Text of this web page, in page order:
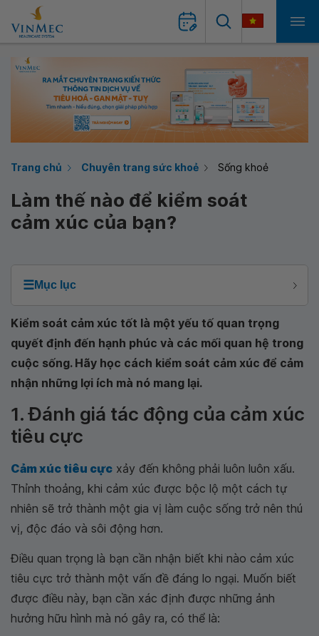
Trang chủ Chuyên trang sức khoẻ Sống khoẻ
Làm thế nào để kiểm soát
cảm xúc của bạn?
☰Mục lục
Kiểm soát cảm xúc tốt là một yếu tố quan trọng
quyết định đến hạnh phúc và các mối quan hệ trong
cuộc sống. Hãy học cách kiểm soát cảm xúc để cảm
nhận những lợi ích mà nó mang lại.
1. Đánh giá tác động của cảm xúc
tiêu cực
Cảm xúc tiêu cực xảy đến không phải luôn luôn xấu.
Thỉnh thoảng, khi cảm xúc được bộc lộ một cách tự
nhiên sẽ trở thành một gia vị làm cuộc sống trở nên thú
vị, độc đáo và sôi động hơn.
Điều quan trọng là bạn cần nhận biết khi nào cảm xúc
tiêu cực trở thành một vấn đề đáng lo ngại. Muốn biết
được điều này, bạn cần xác định được những ảnh
hưởng hữu hình mà nó gây ra, có thể là: